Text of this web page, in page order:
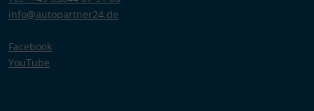
info@autopartner24.de
Facebook
YouTube